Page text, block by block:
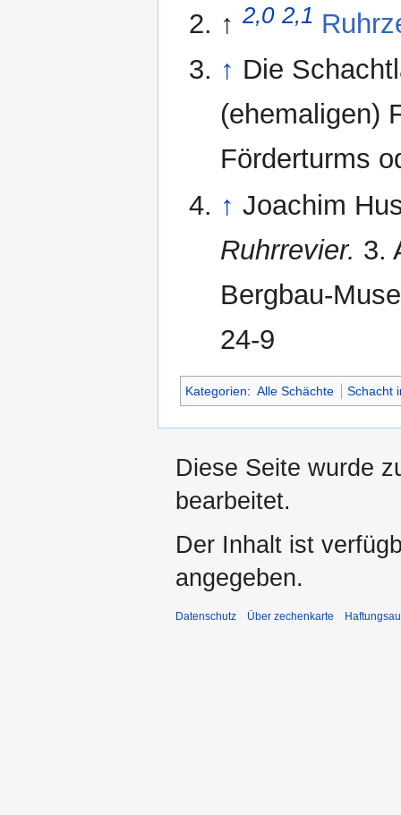
↑ 2,0 2,1
↑ Die
(ehemaligen)
Förderturms
↑ Joachim
Ruhrrevier. 3.
Bergbau-
24-9
Kategorien: Alle Schächte Schacht
Diese Seite wurde
bearbeitet.
Der Inhalt ist
angegeben.
Datenschutz Über zechenkarte